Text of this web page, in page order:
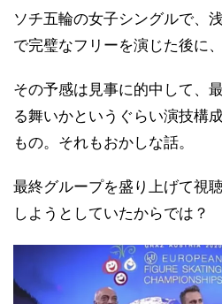
ソチ五輪の女子シングルで、
で完璧なフリーを演じた後に
その予感は見事に的中して、
る舞いかというぐらい演技構
もの。それもおかしな話。
最終グループを盛り上げて視
しようとしていたからでは？